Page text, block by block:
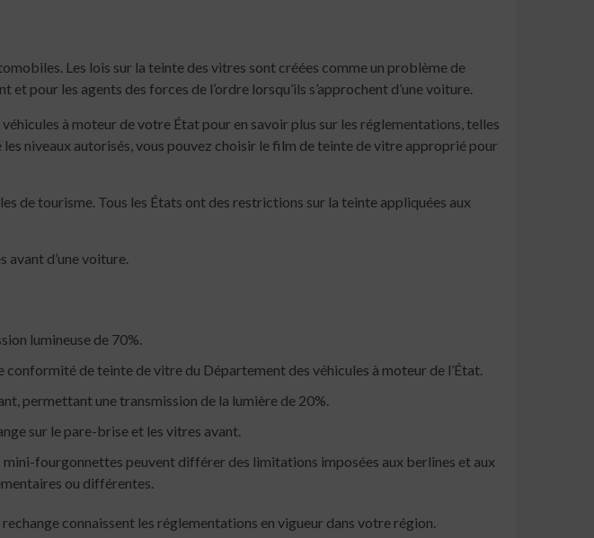
Les lois sur la teinte des vitres sont créées comme un problème de
pour les agents des forces de l’ordre lorsqu’ils s’approchent d’une voiture.
à moteur de votre État pour en savoir plus sur les réglementations, telles
niveaux autorisés, vous pouvez choisir le film de teinte de vitre approprié pour
de tourisme. Tous les États ont des restrictions sur la teinte appliquées aux
d’une voiture.
lumineuse de 70%.
de teinte de vitre du Département des véhicules à moteur de l’État.
permettant une transmission de la lumière de 20%.
sur le pare-brise et les vitres avant.
fourgonnettes peuvent différer des limitations imposées aux berlines et aux
ou différentes.
connaissent les réglementations en vigueur dans votre région.